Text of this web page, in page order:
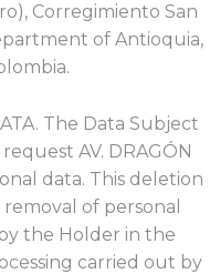
Corregimiento San
of Antioquia,
The Data Subject
AV. DRAGÓN
data. This deletion
of personal
the Holder in the
carried out by